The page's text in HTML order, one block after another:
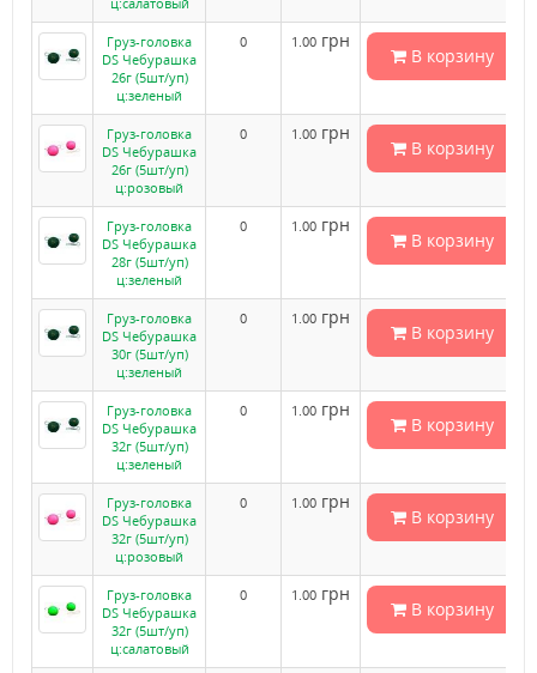
Груз-головка
DS Чебурашка
26г (5шт/уп)
ц:зеленый
0 1.00 грн
В корзину
Груз-головка
DS Чебурашка
26г (5шт/уп)
ц:розовый
0 1.00 грн
В корзину
Груз-головка
DS Чебурашка
28г (5шт/уп)
ц:зеленый
0 1.00 грн
В корзину
Груз-головка
DS Чебурашка
30г (5шт/уп)
ц:зеленый
0 1.00 грн
В корзину
Груз-головка
DS Чебурашка
32г (5шт/уп)
ц:зеленый
0 1.00 грн
В корзину
Груз-головка
DS Чебурашка
32г (5шт/уп)
ц:розовый
0 1.00 грн
В корзину
Груз-головка
DS Чебурашка
32г (5шт/уп)
ц:салатовый
0 1.00 грн
В корзину